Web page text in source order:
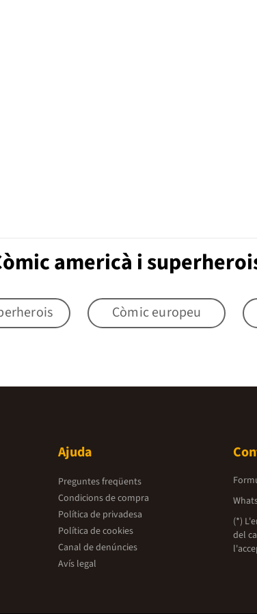
americà i
Còmic europeu
Ajuda
Preguntes freqüents
Condicions de compra
Política de privadesa
Política de cookies
Canal de denúncies
Avís legal
(*)
del